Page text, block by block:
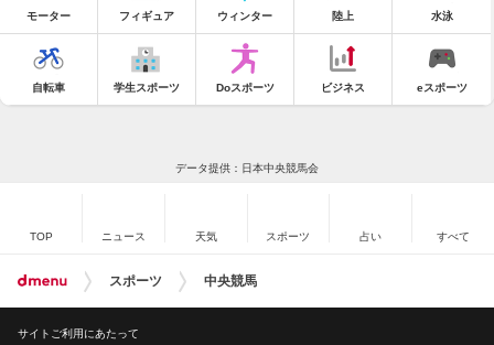
モーター フィギュア ウィンター 陸上 水泳
自転車 学生スポーツ Doスポーツ ビジネス eスポーツ
データ提供：日本中央競馬会
TOP ニュース 天気 スポーツ 占い すべて
スポーツ 中央競馬
サイトご利用にあたって